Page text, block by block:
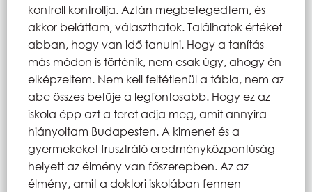
kontroll kontrollja. Aztán megbetegedtem, és
akkor beláttam, választhatok. Találhatok értéket
abban, hogy van idő tanulni. Hogy a tanítás
más módon is történik, nem csak úgy, ahogy én
elképzeltem. Nem kell feltétlenül a tábla, nem az
abc összes betűje a legfontosabb. Hogy ez az
iskola épp azt a teret adja meg, amit annyira
hiányoltam Budapesten. A kimenet és a
gyermekeket frusztráló eredményközpontúság
helyett az élmény van főszerepben. Az az
élmény, amit a doktori iskolában fennen